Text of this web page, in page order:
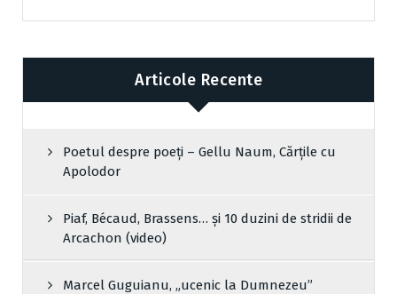
Articole Recente
Poetul despre poeți – Gellu Naum, Cărțile cu
Apolodor
Piaf, Bécaud, Brassens… și 10 duzini de stridii de
Arcachon (video)
Marcel Guguianu, „ucenic la Dumnezeu”